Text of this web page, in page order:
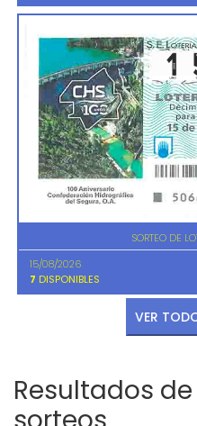
SORTEO DE
15/08/2026
7 DISPONIBLES
Resultados